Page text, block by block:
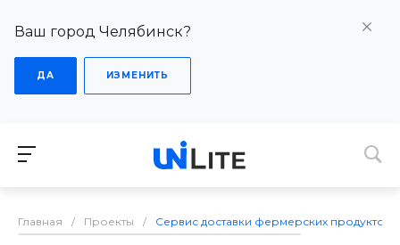
Ваш город Челябинск?
ДА ИЗМЕНИТЬ
Главная / Проекты / Сервис доставки фермерских продуктов